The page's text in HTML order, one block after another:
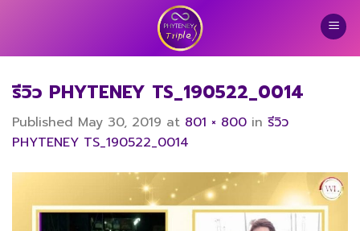
รีวิว PHYTENEY TS_190522_0014
Published May 30, 2019 at 801 × 800 in รีวิว
PHYTENEY TS_190522_0014